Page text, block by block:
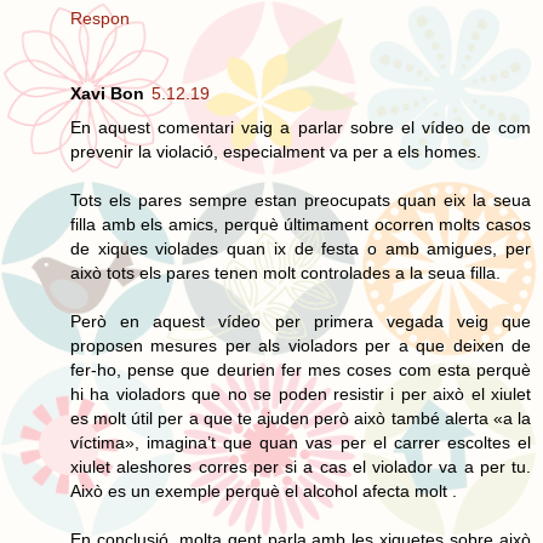
Respon
Xavi Bon 5.12.19
En aquest comentari vaig a parlar sobre el vídeo de com
prevenir la violació, especialment va per a els homes.
Tots els pares sempre estan preocupats quan eix la seua
filla amb els amics, perquè últimament ocorren molts casos
de xiques violades quan ix de festa o amb amigues, per
això tots els pares tenen molt controlades a la seua filla.
Però en aquest vídeo per primera vegada veig que
proposen mesures per als violadors per a que deixen de
fer-ho, pense que deurien fer mes coses com esta perquè
hi ha violadors que no se poden resistir i per això el xiulet
es molt útil per a que te ajuden però això també alerta «a la
víctima», imagina’t que quan vas per el carrer escoltes el
xiulet aleshores corres per si a cas el violador va a per tu.
Això es un exemple perquè el alcohol afecta molt .
En conclusió, molta gent parla amb les xiquetes sobre això